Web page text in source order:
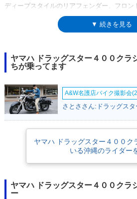
ディープスタイルのリアフェンダー、フロ
ムシートの大型化など外観はほとんど異なっ
い（大排気量のロイヤルスターからの流用パ
インジェクション化され、2017年（平成29
ことなく生産が終了した。なお、モデル名は
た、「DSC4」という簡略表記もあったが、
られた通称だった。
▼ 続きを見る
ヤマハ ドラッグスター４００クラ
ちが乗ってます
A&W名護店バイク撮影会
ヤマハ ドラッグスター４００ク
いる沖縄のライダー
ヤマハ ドラッグスター４００クラ
ー